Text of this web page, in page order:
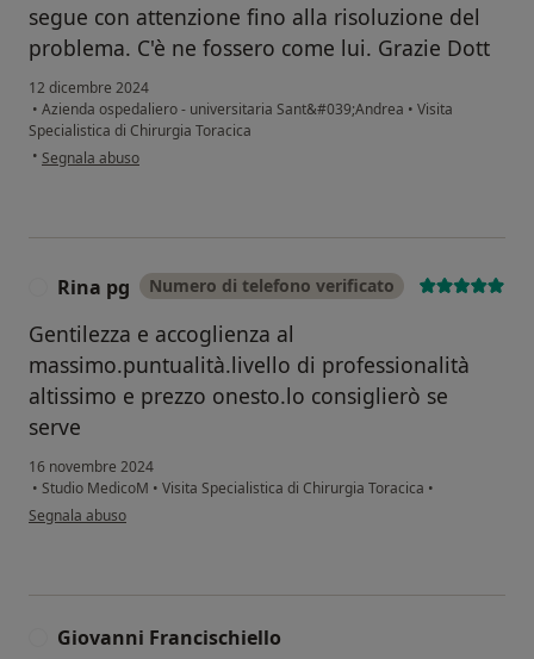
segue con attenzione fino alla risoluzione del
problema. C'è ne fossero come lui. Grazie Dott
12 dicembre 2024
• Azienda ospedaliero - universitaria Sant&#039;Andrea • Visita
Specialistica di Chirurgia Toracica
• secondo l'opinione dell'utente Raffaela Troccia
Segnala abuso
Rina pg Numero di telefono verificato
Gentilezza e accoglienza al
massimo.puntualità.livello di professionalità
altissimo e prezzo onesto.lo consiglierò se
serve
16 novembre 2024
• Studio MedicoM • Visita Specialistica di Chirurgia Toracica •
secondo l'opinione dell'utente Rina pg
Segnala abuso
Giovanni Francischiello